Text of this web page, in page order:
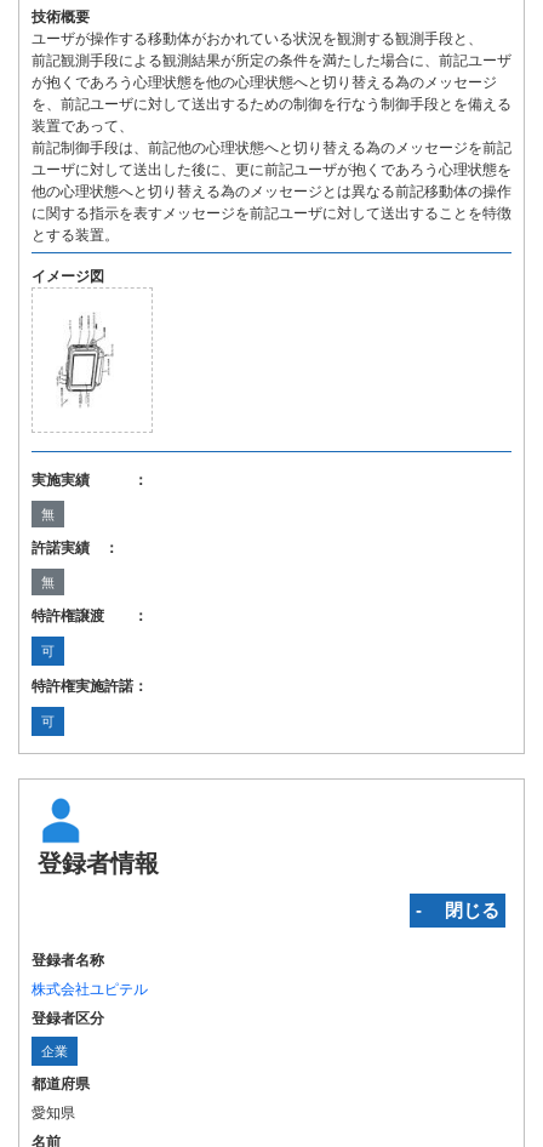
技術概要
ユーザが操作する移動体がおかれている状況を観測する観測手段と、
前記観測手段による観測結果が所定の条件を満たした場合に、前記ユーザ
が抱くであろう心理状態を他の心理状態へと切り替える為のメッセージ
を、前記ユーザに対して送出するための制御を行なう制御手段とを備える
装置であって、
前記制御手段は、前記他の心理状態へと切り替える為のメッセージを前記
ユーザに対して送出した後に、更に前記ユーザが抱くであろう心理状態を
他の心理状態へと切り替える為のメッセージとは異なる前記移動体の操作
に関する指示を表すメッセージを前記ユーザに対して送出することを特徴
とする装置。
イメージ図
実施実績 ：
無
許諾実績 ：
無
特許権譲渡 ：
可
特許権実施許諾：
可
登録者情報
‐ 閉じる
登録者名称
株式会社ユピテル
登録者区分
企業
都道府県
愛知県
名前